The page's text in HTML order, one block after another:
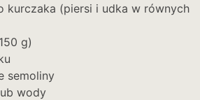
kurczaka (piersi i udka w równych
g)
semoliny
wody